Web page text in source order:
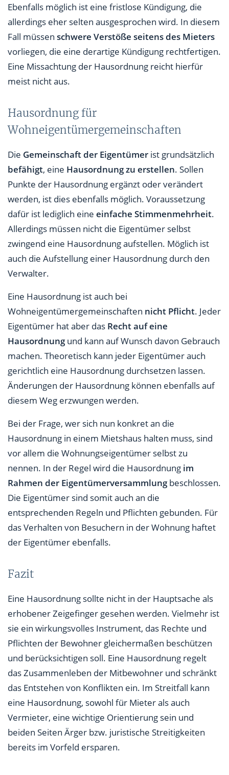
Ebenfalls möglich ist eine fristlose Kündigung, die
allerdings eher selten ausgesprochen wird. In diesem
Fall müssen schwere Verstöße seitens des Mieters
vorliegen, die eine derartige Kündigung rechtfertigen.
Eine Missachtung der Hausordnung reicht hierfür
meist nicht aus.
Hausordnung für
Wohneigentümergemeinschaften
Die Gemeinschaft der Eigentümer ist grundsätzlich
befähigt, eine Hausordnung zu erstellen. Sollen
Punkte der Hausordnung ergänzt oder verändert
werden, ist dies ebenfalls möglich. Voraussetzung
dafür ist lediglich eine einfache Stimmenmehrheit.
Allerdings müssen nicht die Eigentümer selbst
zwingend eine Hausordnung aufstellen. Möglich ist
auch die Aufstellung einer Hausordnung durch den
Verwalter.
Eine Hausordnung ist auch bei
Wohneigentümergemeinschaften nicht Pflicht. Jeder
Eigentümer hat aber das Recht auf eine
Hausordnungund kann auf Wunsch davon Gebrauch
machen. Theoretisch kann jeder Eigentümer auch
gerichtlich eine Hausordnung durchsetzen lassen.
Änderungen der Hausordnung können ebenfalls auf
diesem Weg erzwungen werden.
Bei der Frage, wer sich nun konkret an die
Hausordnung in einem Mietshaus halten muss, sind
vor allem die Wohnungseigentümer selbst zu
nennen. In der Regel wird die Hausordnung im
Rahmen der Eigentümerversammlungbeschlossen.
Die Eigentümer sind somit auch an die
entsprechenden Regeln und Pflichten gebunden. Für
das Verhalten von Besuchern in der Wohnung haftet
der Eigentümer ebenfalls.
Fazit
Eine Hausordnung sollte nicht in der Hauptsache als
erhobener Zeigefinger gesehen werden. Vielmehr ist
sie ein wirkungsvolles Instrument, das Rechte und
Pflichten der Bewohner gleichermaßen beschützen
und berücksichtigen soll. Eine Hausordnung regelt
das Zusammenleben der Mitbewohner und schränkt
das Entstehen von Konflikten ein. Im Streitfall kann
eine Hausordnung, sowohl für Mieter als auch
Vermieter, eine wichtige Orientierung sein und
beiden Seiten Ärger bzw. juristische Streitigkeiten
bereits im Vorfeld ersparen.